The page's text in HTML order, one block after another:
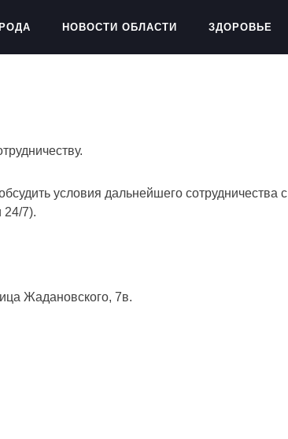
НОВОСТИ ОБЛАСТИ ЗДОРОВЬЕ
условия дальнейшего сотрудничества с
24/7).
Жадановского, 7в.